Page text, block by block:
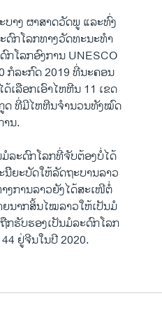
າງ ຜາ​ສາດ​ວັດ​ພູ ແລະ​ທົ່ງ
ດົກ​ໂລກ​ທາງ​ວັດ​ທະ​ນະທຳ
ໂລກ​ອົງ​ການ UNESCO
ກໍ​ລະ​ກົດ​ 2019 ທີ່ນະ​ຄອນ
ເລືອກ​ເອົາໄຫ​ຫີນ 11 ເຂດ
ກູດ ທີ່​ມີ​ໄຫ​ຫີນ​ຈຳ​ນວນ​ທັງ​ໝົດ
ນ.
ມໍ​ລະ​ດົກ​ໂລກ​ທີ່​ຈັບ​ຕ້ອງ​ບໍ່​ໄດ້
ນີິຍະ​ບັດໃຫ້​ລັດ​ຖະ​ບານ​ລາວ
ງ​ການ​ລາວ​ຍັງ​ໄດ້​ສະ​ເໜີ​ຕໍ່​
ຍ​ນາກສິ້ນໄໝ​ລາວ​ໃຫ້​ເປັນ​ມໍ
ກ​ຮັບ​ຮອງ​ເປັນ​ມໍ​ລະ​ດົກ​ໂລກ
ຢູ່​ຈີນ​ໃນ​ປີ 2020.